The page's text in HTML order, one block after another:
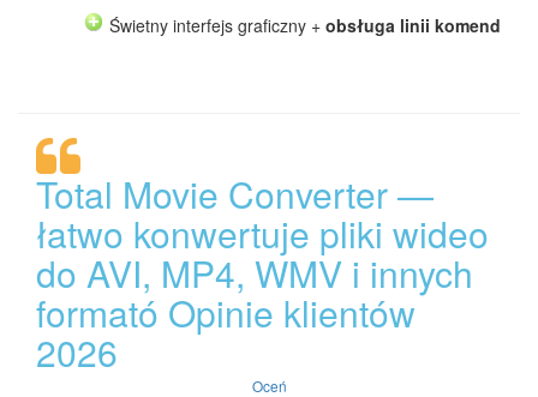
Świetny interfejs graficzny + obsługa linii komend
Total Movie Converter —
łatwo konwertuje pliki wideo
do AVI, MP4, WMV i innych
formató Opinie klientów
2026
Oceń